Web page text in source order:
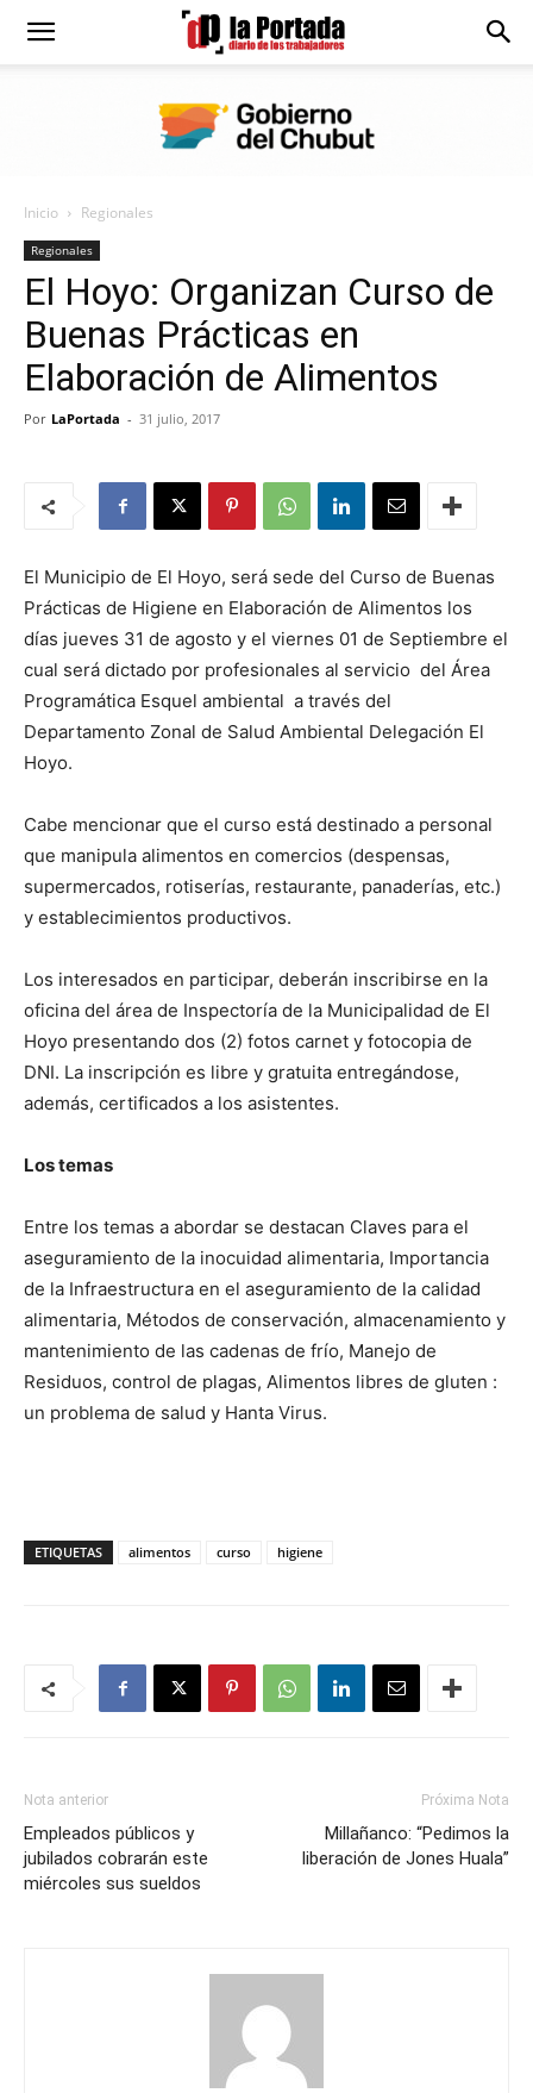
Diario
Portada
Inicio Regionales
Regionales
El Hoyo: Organizan Curso de
Buenas Prácticas en
Elaboración de Alimentos
Por LaPortada - 31 julio, 2017
El Municipio de El Hoyo, será sede del Curso de Buenas
Prácticas de Higiene en Elaboración de Alimentos los
días jueves 31 de agosto y el viernes 01 de Septiembre el
cual será dictado por profesionales al servicio del Área
Programática Esquel ambiental a través del
Departamento Zonal de Salud Ambiental Delegación El
Hoyo.
Cabe mencionar que el curso está destinado a personal
que manipula alimentos en comercios (despensas,
supermercados, rotiserías, restaurante, panaderías, etc.)
y establecimientos productivos.
Los interesados en participar, deberán inscribirse en la
oficina del área de Inspectoría de la Municipalidad de El
Hoyo presentando dos (2) fotos carnet y fotocopia de
DNI. La inscripción es libre y gratuita entregándose,
además, certificados a los asistentes.
Los temas
Entre los temas a abordar se destacan Claves para el
aseguramiento de la inocuidad alimentaria, Importancia
de la Infraestructura en el aseguramiento de la calidad
alimentaria, Métodos de conservación, almacenamiento y
mantenimiento de las cadenas de frío, Manejo de
Residuos, control de plagas, Alimentos libres de gluten :
un problema de salud y Hanta Virus.
ETIQUETAS alimentos curso higiene
Nota anterior
Empleados públicos y
jubilados cobrarán este
miércoles sus sueldos
Próxima Nota
Millañanco: “Pedimos la
liberación de Jones Huala”